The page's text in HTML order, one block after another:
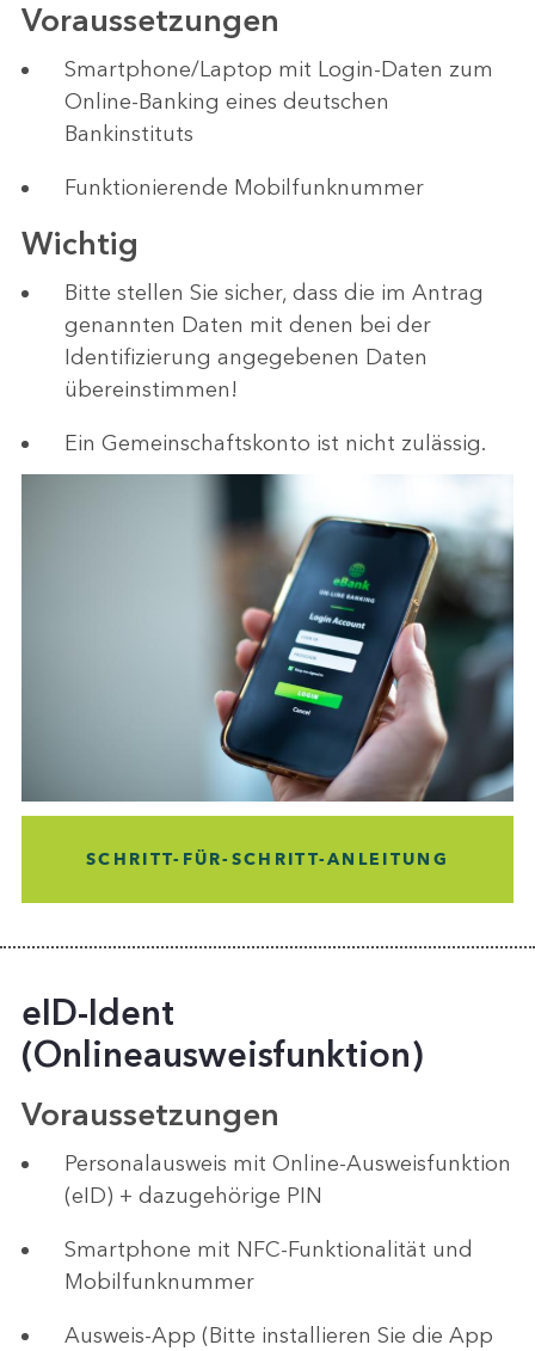
Voraussetzungen
Smartphone/Laptop mit Login-Daten zum
Online-Banking eines deutschen
Bankinstituts
Funktionierende Mobilfunknummer
Wichtig
Bitte stellen Sie sicher, dass die im Antrag
genannten Daten mit denen bei der
Identifizierung angegebenen Daten
übereinstimmen!
Ein Gemeinschaftskonto ist nicht zulässig.
SCHRITT-FÜR-SCHRITT-ANLEITUNG
eID-Ident
(Onlineausweisfunktion)
Voraussetzungen
Personalausweis mit Online-Ausweisfunktion
(eID) + dazugehörige PIN
Smartphone mit NFC-Funktionalität und
Mobilfunknummer
Ausweis-App (Bitte installieren Sie die App